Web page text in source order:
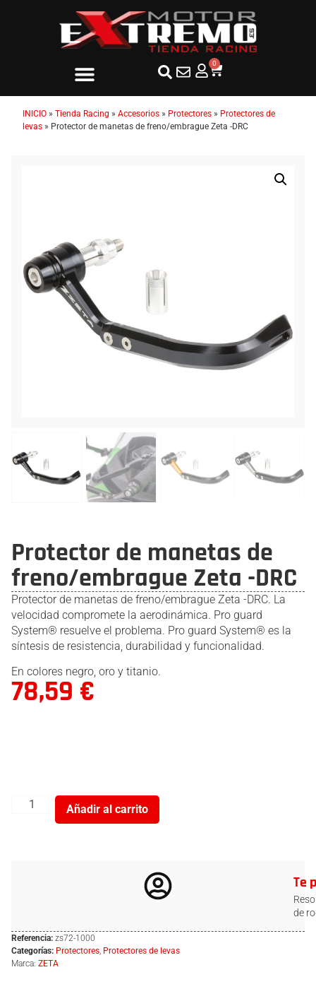
0
INICIO » Tienda Racing » Accesorios » Protectores » Protectores de
levas » Protector de manetas de freno/embrague Zeta -DRC
Protector de manetas de
freno/embrague Zeta -DRC
Protector de manetas de freno/embrague Zeta -DRC. La
velocidad compromete la aerodinámica. Pro guard
System® resuelve el problema. Pro guard System® es la
síntesis de resistencia, durabilidad y funcionalidad.
En colores negro, oro y titanio.
78,59 €
Añadir al carrito
Te
de
Referencia: zs72-1000
Categorías: Protectores, Protectores de levas
Marca: ZETA